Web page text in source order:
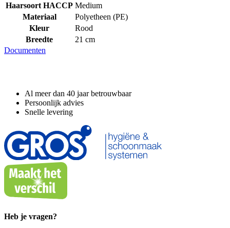
Haarsoort HACCP Medium
Materiaal
Polyetheen (PE)
Kleur
Rood
Breedte
21 cm
Documenten
Al meer dan 40 jaar betrouwbaar
Persoonlijk advies
Snelle levering
Heb je vragen?